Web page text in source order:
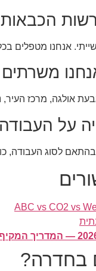
אנחנו מטפלים
אולגה, מרכז
על
בחדרה?